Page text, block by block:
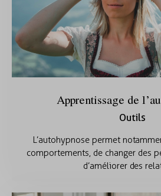
Apprentissage de
Outils
L’autohypnose permet
comportements, de changer des
d’améliorer des